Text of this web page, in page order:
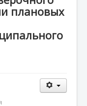
при проведении
плановых